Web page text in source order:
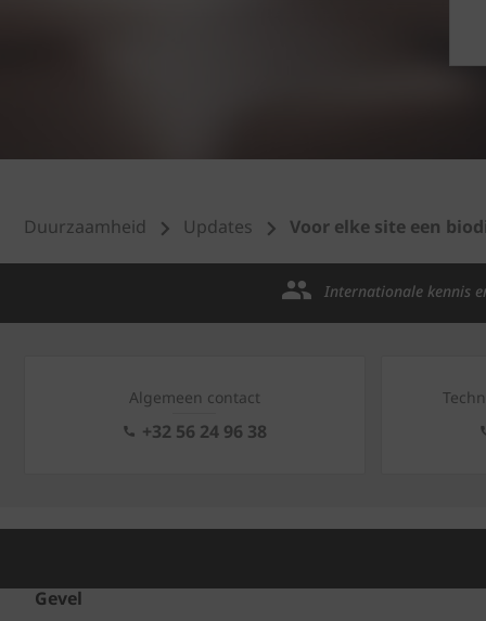
Duurzaamheid Updates Voor elke site een
Internationale kennis
Algemeen contact
+32 56 24 96 38
Gevel